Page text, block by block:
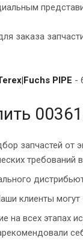
заказа
PIPE -
запчастей от
требований
клиенты могут
на всех